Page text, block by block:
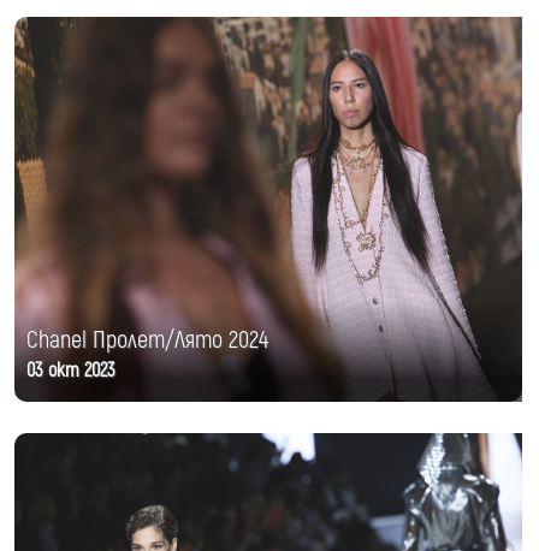
Chanel Пролет/Лято 2024
03 окт 2023